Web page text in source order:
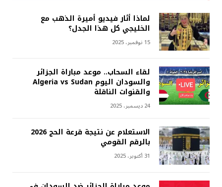
لماذا أثار فيديو أميرة الذهب مع
الخليجي كل هذا الجدل؟
15 نوفمبر، 2025
لقاء السحاب.. موعد مباراة الجزائر
والسودان اليوم Algeria vs Sudan
والقنوات الناقلة
24 ديسمبر، 2025
الاستعلام عن نتيجة قرعة الحج 2026
بالرقم القومي
31 أكتوبر، 2025